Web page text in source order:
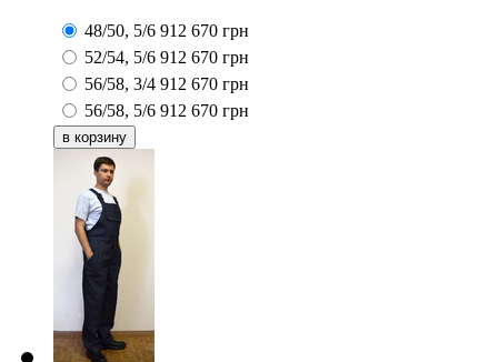
48/50, 5/6 912 670 грн
52/54, 5/6 912 670 грн
56/58, 3/4 912 670 грн
56/58, 5/6 912 670 грн